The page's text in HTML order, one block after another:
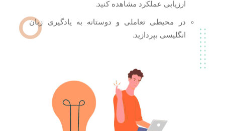
ارزیابی عملکرد مشاهده کنید.
در محیطی تعاملی و دوستانه به یادگیری زبان
انگلیسی بپردازید.